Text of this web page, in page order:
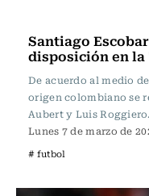
Santiago
disposición en la
De acuerdo al medio
origen colombiano se
Aubert y Luis Roggiero.
Lunes 7 de marzo de
# futbol